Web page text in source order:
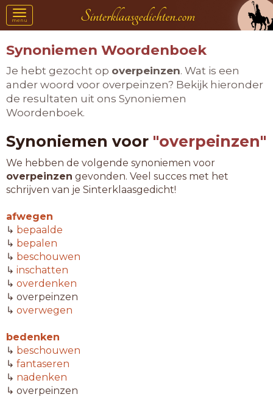
Toggle
navigation
menu
Synoniemen Woordenboek
Je hebt gezocht op overpeinzen. Wat is een
ander woord voor overpeinzen? Bekijk hieronder
de resultaten uit ons Synoniemen
Woordenboek.
Synoniemen voor "overpeinzen"
We hebben de volgende synoniemen voor
overpeinzen gevonden. Veel succes met het
schrijven van je Sinterklaasgedicht!
afwegen
↳ bepaalde
↳ bepalen
↳ beschouwen
↳ inschatten
↳ overdenken
↳ overpeinzen
↳ overwegen
bedenken
↳ beschouwen
↳ fantaseren
↳ nadenken
↳ overpeinzen